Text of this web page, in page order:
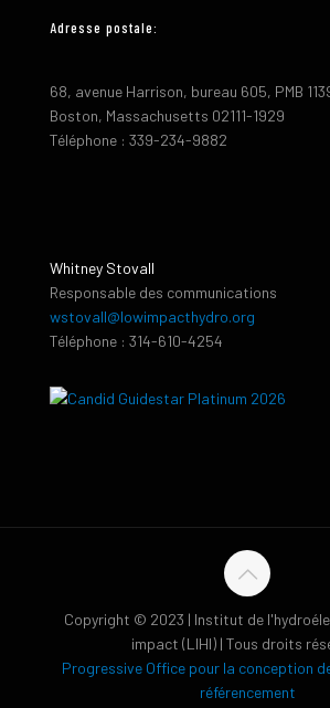
Adresse postale:
68, avenue Harrison, bureau 605, PMB
Boston, Massachusetts 02111-1929
Téléphone : 339-234-9882
Whitney Stovall
Responsable des communications
wstovall@lowimpacthydro.org
Téléphone : 314-610-4254
Copyright © 2023 | Institut de
impact (LIHI) | Tous droits
Progressive Office pour la conception
référencement